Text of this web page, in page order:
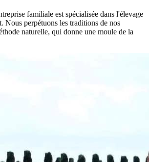
familiale est spécialisée dans l'élevage
Nous perpétuons les traditions de nos
naturelle, qui donne une moule de la